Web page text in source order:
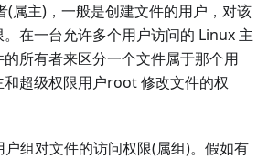
(属主)，一般是创建文件的用户，对该
在一台允许多个用户访问的 Linux 主
所有者来区分一个文件属于那个用
和超级权限用户root 修改文件的权
组对文件的访问权限(属组)。假如有